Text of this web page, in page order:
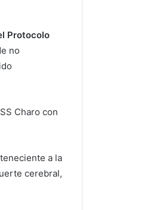
Protocolo
no
Charo con
a la
cerebral,